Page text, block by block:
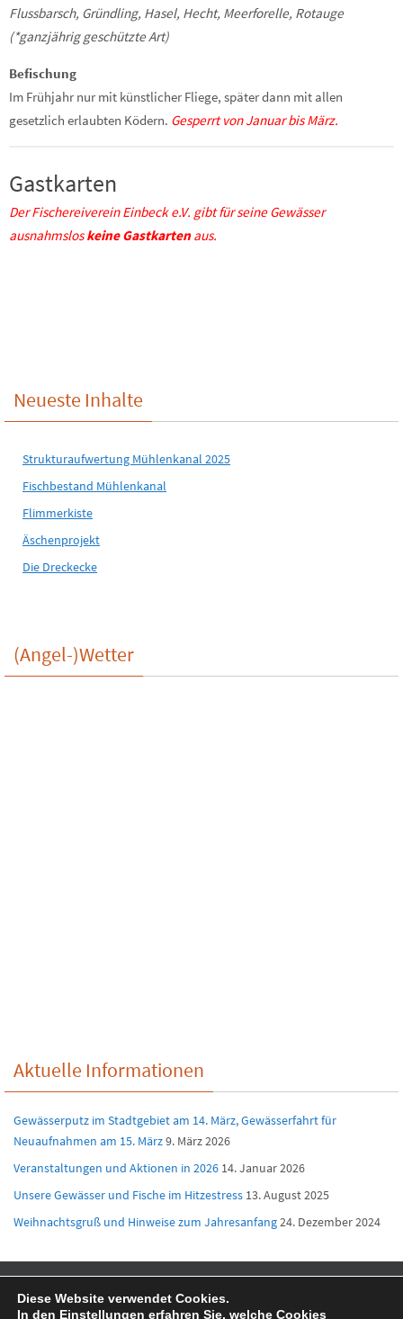
Flussbarsch, Gründling, Hasel, Hecht, Meerforelle, Rotauge
(*ganzjährig geschützte Art)
Befischung
Im Frühjahr nur mit künstlicher Fliege, später dann mit allen
gesetzlich erlaubten Ködern. Gesperrt von Januar bis März.
Gastkarten
Der Fischereiverein Einbeck e.V. gibt für seine Gewässer
ausnahmsloskeine Gastkartenaus.
Neueste Inhalte
Strukturaufwertung Mühlenkanal 2025
Fischbestand Mühlenkanal
Flimmerkiste
Äschenprojekt
Die Dreckecke
(Angel-)Wetter
Aktuelle Informationen
Gewässerputz im Stadtgebiet am 14. März, Gewässerfahrt für
Neuaufnahmen am 15. März9. März 2026
Veranstaltungen und Aktionen in 2026 14. Januar 2026
Unsere Gewässer und Fische im Hitzestress 13. August 2025
Weihnachtsgruß und Hinweise zum Jahresanfang24. Dezember 2024
DATENSCHUTZERKLÄRUNG IMPRESSUM
Diese Website verwendet Cookies.
In den Einstellungen erfahren Sie, welche Cookies